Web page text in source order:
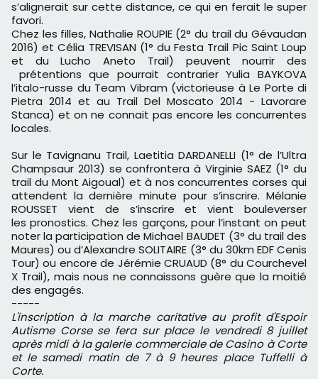
s’alignerait sur cette distance, ce qui en ferait le super
favori.
Chez les filles, Nathalie ROUPIE (2° du trail du Gévaudan
2016) et Célia TREVISAN (1° du Festa Trail Pic Saint Loup
et du Lucho Aneto Trail) peuvent nourrir des
prétentions que pourrait contrarier Yulia BAYKOVA
l’italo-russe du Team Vibram (victorieuse à Le Porte di
Pietra 2014 et au Trail Del Moscato 2014 - Lavorare
Stanca) et on ne connait pas encore les concurrentes
locales.
Sur le Tavignanu Trail, Laetitia DARDANELLI (1° de l’Ultra
Champsaur 2013) se confrontera à Virginie SAEZ (1° du
trail du Mont Aigoual) et à nos concurrentes corses qui
attendent la dernière minute pour s’inscrire. Mélanie
ROUSSET vient de s’inscrire et vient bouleverser
les pronostics. Chez les garçons, pour l’instant on peut
noter la participation de Michael BAUDET (3° du trail des
Maures) ou d’Alexandre SOLITAIRE (3° du 30km EDF Cenis
Tour) ou encore de Jérémie CRUAUD (8° du Courchevel
X Trail), mais nous ne connaissons guère que la moitié
des engagés.
-----
L'inscription à la marche caritative au profit d'Espoir
Autisme Corse se fera sur place le vendredi 8 juillet
après midi à la galerie commerciale de Casino à Corte
et le samedi matin de 7 à 9 heures place Tuffelli à
Corte.